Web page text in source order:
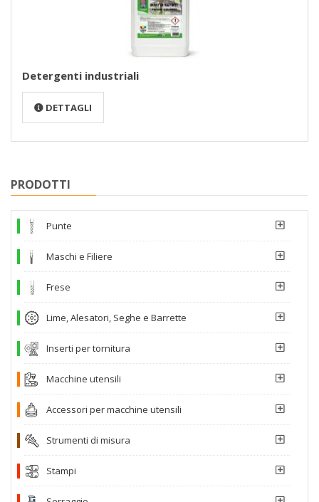
Detergenti industriali
DETTAGLI
PRODOTTI
Punte
Maschi e Filiere
Frese
Lime, Alesatori, Seghe e Barrette
Inserti per tornitura
Macchine utensili
Accessori per macchine utensili
Strumenti di misura
Stampi